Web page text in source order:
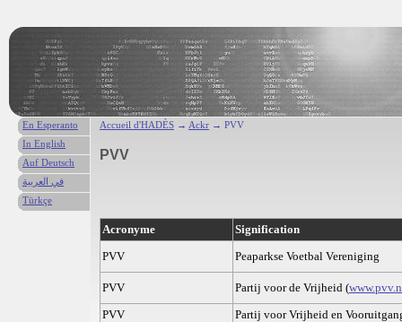
Accueil d'HADÈS → Ackr → PVV
PVV
Acronyme
Signification
PVV
Peaparkse Voetbal Vereniging
PVV Partij voor de Vrijheid (
PVV
Partij voor Vrijheid en
En Esperanto
In English
Auf Deutsch
في العربية
Türkçe